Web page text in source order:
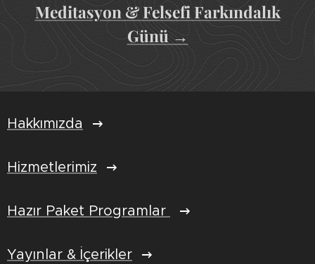
Meditasyon & Felsefi Farkındalık
Günü→
Hakkımızda
Hizmetlerimiz
Hazır Paket Programlar
Yayınlar & İçerikler